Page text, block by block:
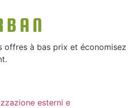
offres à bas prix et économisez
esterni e